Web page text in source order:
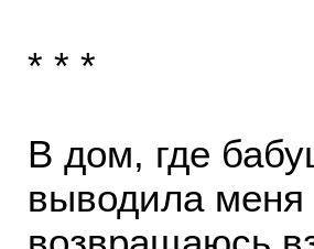
* * *
В дом, где
выводила